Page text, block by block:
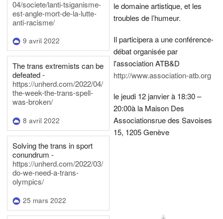
04/societe/lanti-tsiganisme-
est-angle-mort-de-la-lutte-
anti-racisme/
9 avril 2022
The trans extremists can be
defeated -
https://unherd.com/2022/04/
the-week-the-trans-spell-
was-broken/
8 avril 2022
Solving the trans in sport
conundrum -
https://unherd.com/2022/03/
do-we-need-a-trans-
olympics/
25 mars 2022
le domaine artistique, et les
troubles de l’humeur.
Il participera a une conférence-
débat organisée par
l'association ATB&D
http://www.association-atb.org
le jeudi 12 janvier à 18:30 –
20:00à la Maison Des
Associationsrue des Savoises
15, 1205 Genève